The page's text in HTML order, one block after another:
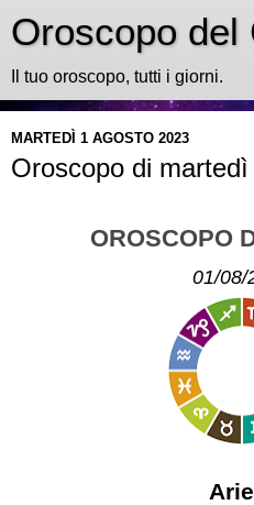
Oroscopo del
Il tuo oroscopo, tutti i giorni.
MARTEDÌ 1 AGOSTO 2023
Oroscopo di
OROSCOPO
01/08/